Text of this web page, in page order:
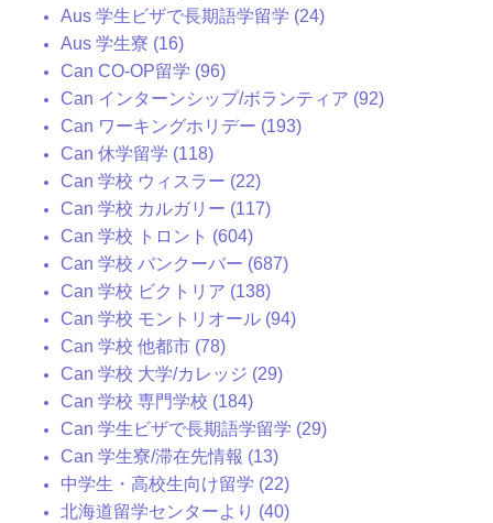
Aus 学生ビザで長期語学留学 (24)
Aus 学生寮 (16)
Can CO-OP留学 (96)
Can インターンシップ/ボランティア (92)
Can ワーキングホリデー (193)
Can 休学留学 (118)
Can 学校 ウィスラー (22)
Can 学校 カルガリー (117)
Can 学校 トロント (604)
Can 学校 バンクーバー (687)
Can 学校 ビクトリア (138)
Can 学校 モントリオール (94)
Can 学校 他都市 (78)
Can 学校 大学/カレッジ (29)
Can 学校 専門学校 (184)
Can 学生ビザで長期語学留学 (29)
Can 学生寮/滞在先情報 (13)
中学生・高校生向け留学 (22)
北海道留学センターより (40)